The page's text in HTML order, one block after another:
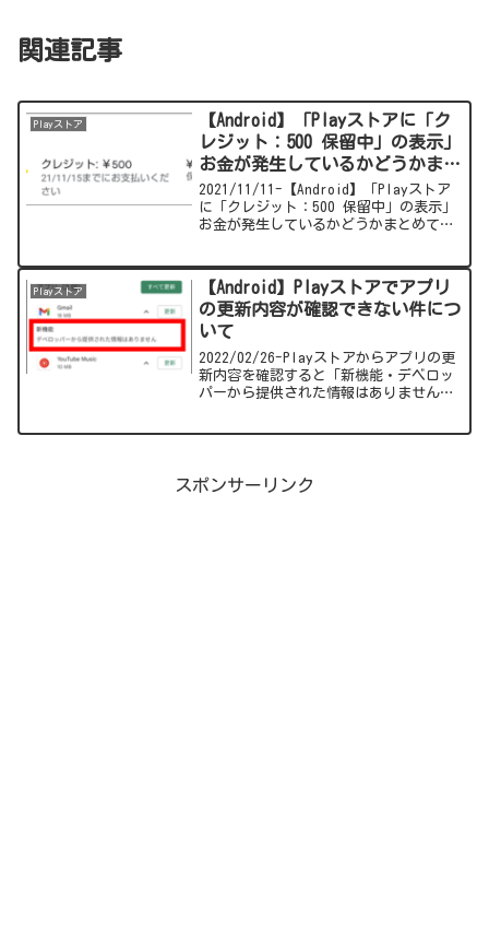
関連記事
Playストア
【Android】「Playストアに「ク
レジット：500 保留中」の表示」
お金が発生しているかどうかまと
めてみました。
2021/11/11-【Android】「Playストア
に「クレジット：500 保留中」の表示」
お金が発生しているかどうかまとめてみ
Playストア
【Android】Playストアでアプリ
の更新内容が確認できない件につ
いて
2022/02/26-Playストアからアプリの更
新内容を確認すると「新機能・デベロッ
パーから提供された情報はありません」
スポンサーリンク